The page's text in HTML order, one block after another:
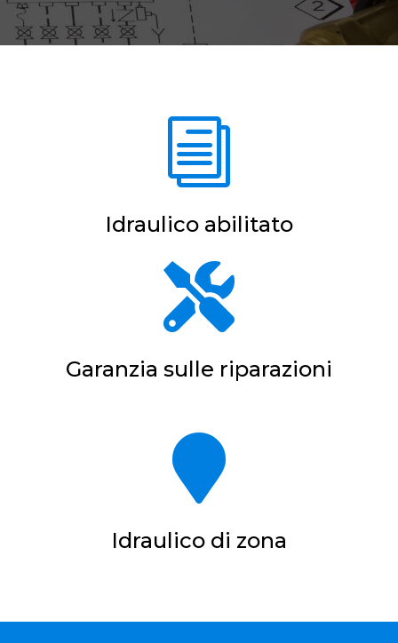
i
Idraulico abilitato

Garanzia sulle riparazioni

Idraulico di zona